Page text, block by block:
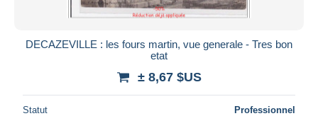
DECAZEVILLE : les fours martin, vue generale - Tres bon
etat
± 8,67 $US
Statut Professionnel